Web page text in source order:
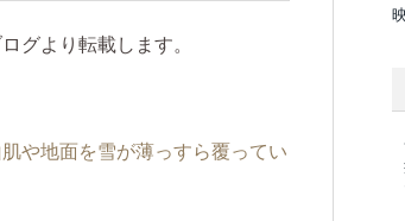
グより転載します。
や地面を雪が薄っすら覆ってい